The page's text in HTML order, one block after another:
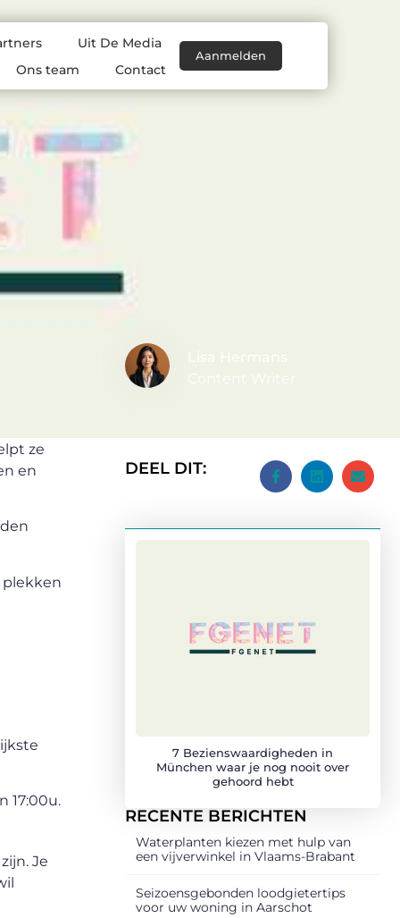
Uit De Media
Ons team Contact
Aanmelden
Lisa Hermans
Content Writer
ze
en
plekken
17:00u.
Je
DEEL DIT:
7 Bezienswaardigheden in
München waar je nog nooit over
gehoord hebt
RECENTE BERICHTEN
Waterplanten kiezen met hulp van
een vijverwinkel in Vlaams-Brabant
Seizoensgebonden loodgietertips
voor uw woning in Aarschot